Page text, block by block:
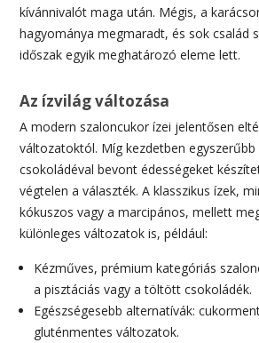
kívánnivalót maga után. Mégis, a
hagyománya megmaradt, és sok család
időszak egyik meghatározó eleme lett.
Az ízvilág változása
A modern szaloncukor ízei jelentősen
változatoktól. Míg kezdetben
csokoládéval bevont édességeket
végtelen a választék. A klasszikus ízek,
kókuszos vagy a marcipános, mellett
különleges változatok is, például:
Kézműves, prémium kategóriás
a pisztáciás vagy a töltött csokoládék.
Egészségesebb alternatívák:
gluténmentes változatok.